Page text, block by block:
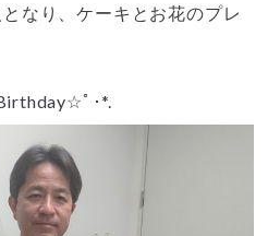
なり、ケーキとお花のプレ
ﾟ･*.